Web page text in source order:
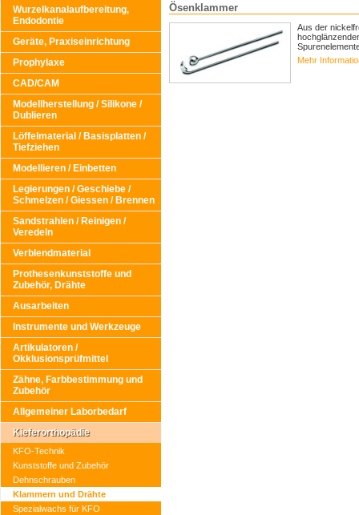
Wurzelkanalaufbereitung,
Endodontie
Geräte, Praxiseinrichtung
Prophylaxe
CAD/CAM
Modellherstellung / Silikone /
Dublieren
Löffelmaterial / Basisplatten /
Tiefziehen
Modellieren / Einbetten
Legierungen / Geschiebe /
Schmelzen / Giessen / Brennen
Sandstrahlen / Reinigen /
Veredeln
Verblendmaterial
Prothesenkunststoffe und
Zubehör, Drähte
Ausarbeiten
Instrumente und Werkzeuge
Artikulatoren /
Okklusionsprüfmittel
Zähne, Farbbestimmung und
Zubehör
Allgemeiner Laborbedarf
Kieferorthopädie
KFO-Technik
Kunststoffe und Zubehör
Dehnschrauben
Klammern und Drähte
Spezialwachs für KFO
Ösenklammer
Aus der
Mehr